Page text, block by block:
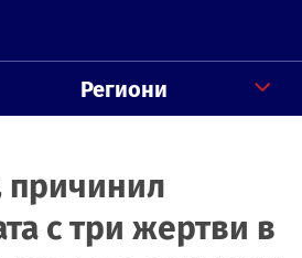
Региони
с три жертви в